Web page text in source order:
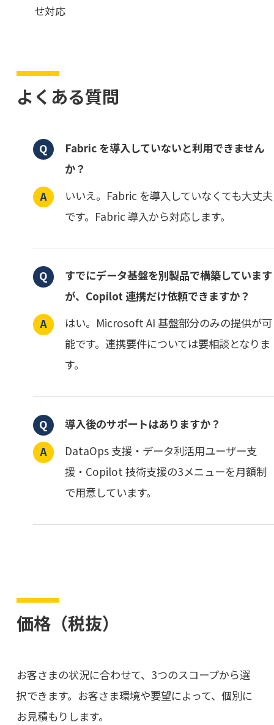
せ対応
よくある質問
Fabric を導入していないと利用できません
か？
いいえ。Fabric を導入していなくても大丈夫
です。Fabric 導入から対応します。
すでにデータ基盤を別製品で構築しています
が、Copilot 連携だけ依頼できますか？
はい。Microsoft AI 基盤部分のみの提供が可
能です。連携要件については要相談となりま
す。
導入後のサポートはありますか？
DataOps 支援・データ利活用ユーザー支
援・Copilot 技術支援の3メニューを月額制
で用意しています。
価格（税抜）
お客さまの状況に合わせて、3つのスコープから選
択できます。お客さま環境や要望によって、個別に
お見積もりします。